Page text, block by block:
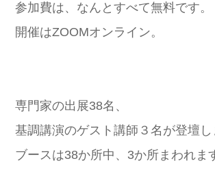
参加費は、なんとすべて無料です。
開催はZOOMオンライン。
専門家の出展38名、
基調講演のゲスト講師３名が登壇し
ブースは38か所中、3か所まわれま